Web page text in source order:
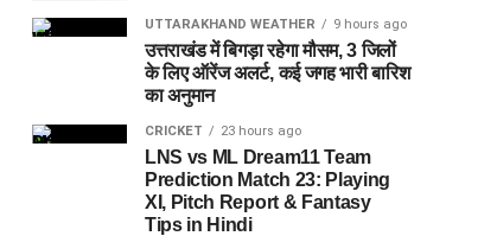
UTTARAKHAND WEATHER 9 hours ago
उत्तराखंड में बिगड़ा रहेगा मौसम, 3 जिलों
के लिए ऑरेंज अलर्ट, कई जगह भारी बारिश
का अनुमान
CRICKET 23 hours ago
LNS vs ML Dream11 Team
Prediction Match 23: Playing
XI, Pitch Report & Fantasy
Tips in Hindi